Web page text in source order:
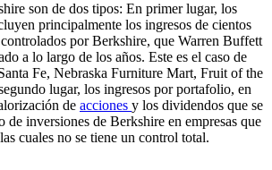
son de dos tipos: En primer lugar, los
principalmente los ingresos de cientos
por Berkshire, que Warren Buffett
a lo largo de los años. Este es el caso de
Fe, Nebraska Furniture Mart, Fruit of the
lugar, los ingresos por portafolio, en
de acciones y los dividendos que se
de inversiones de Berkshire en empresas que
cuales no se tiene un control total.